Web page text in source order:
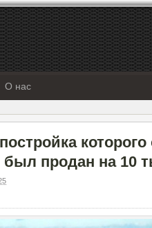
О нас
продан на 10